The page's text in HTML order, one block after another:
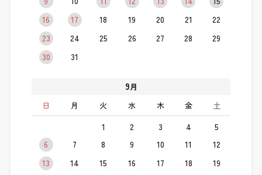
16
17 18 19 20 21
22
23
24 25 26 27 28
29
30
31
9月
日
月 火 水 木 金 土
1 2 3 4
5
6
7 8 9 10 11
12
13
14 15 16 17 18
19